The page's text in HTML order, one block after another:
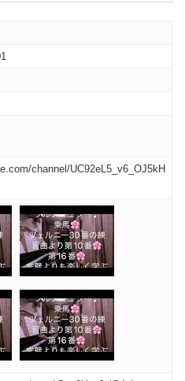
channel/UC92eL5_v6_OJ5kH